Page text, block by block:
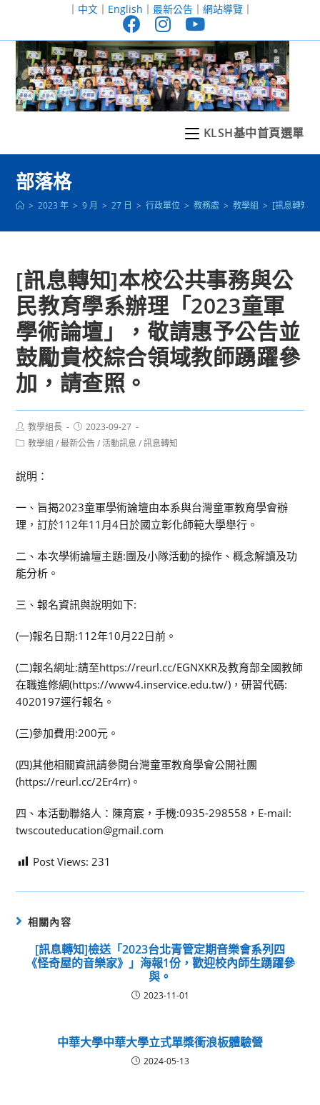
至
｜ 中文｜ English ｜ 最新公告｜ 網站導覽｜
KLSH基中首頁選單
部落格
> 2023 年 > 9 月 > 27 日 > 行政單位 > 教務處 > 教學組 > [訊息轉知]
[訊息轉知]本校公共事務與公
民教育學系辦理「2023童軍
學術論壇」，敬請惠予公告並
鼓勵貴校綜合領域教師踴躍參
加，請查照。
Post
author:
教學組長
Post
published:
2023-09-27
Post教學組 / 最新公告 / 活動訊息 / 訊息轉知
說明：
一、旨揭2023童軍學術論壇由本系與台灣童軍教育學會辦
理，訂於112年11月4日於國立彰化師範大學舉行。
二、本次學術論壇主題:團及小隊活動的操作、概念解讀及功
能分析。
三、報名資訊與說明如下:
(一)報名日期:112年10月22日前。
(二)報名網址:請至https://reurl.cc/EGNXKR及教育部全國教師
在職進修網(https://www4.inservice.edu.tw/)，研習代碼:
4020197逕行報名。
(三)參加費用:200元。
(四)其他相關資訊請參閱台灣童軍教育學會公開社團
(https://reurl.cc/2Er4rr)。
四、本活動聯絡人：陳育宸，手機:0935-298558，E-mail:
twscouteducation@gmail.com
Post Views: 231
相關內容
[訊息轉知]檢送「2023台北青管定期音樂會系列四
《怪奇屋的音樂家》」海報1份，歡迎校內師生踴躍參
與。
2023-11-01
中華大學中華大學立式單槳衝浪板體驗營
2024-05-13